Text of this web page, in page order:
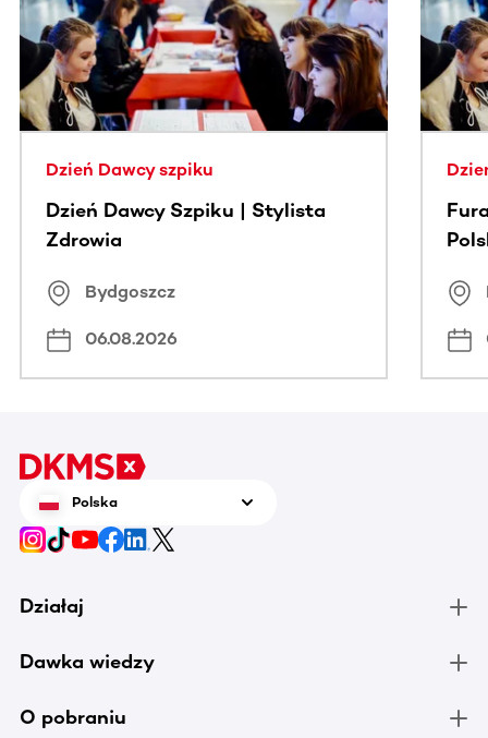
Dzień Dawcy szpiku
Dzień Dawcy Szpiku | Stylista
Zdrowia
Bydgoszcz
06.08.2026
Polska
Działaj
Dawka wiedzy
O pobraniu